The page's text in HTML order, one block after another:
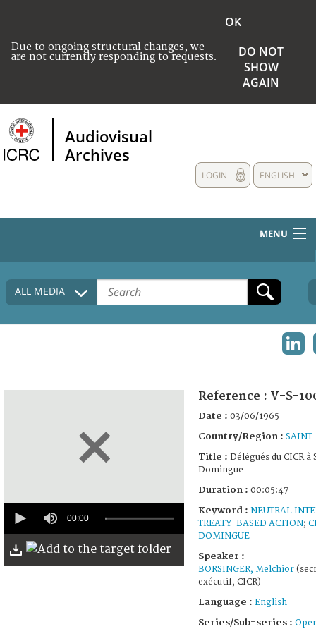
Due to ongoing structural changes, we
are not currently responding to requests.
OK
DO NOT
SHOW
AGAIN
Audiovisual
Archives
ENGLISH
LOGIN
MENU
HOME
COLLECTIONS DESCRIPTION
ALL MEDIA
seconds
minutes,
47
00:00
Reference : V-S-
Date : 03/06/1965
Country/Region :
Title : Délégués du CICR à
Domingue
Duration : 00:05:47
Keyword : NEUTRAL
TREATY-BASED ACTION;
DOMINGUE
Speaker :
BORSINGER, Melchior
exécutif, CICR)
Language : English
Series/Sub-series :